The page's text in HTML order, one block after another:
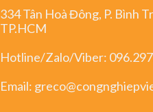
334 Tân Hoà Đông, P. Bình
TP.HCM
Hotline/Zalo/Viber:
Email: